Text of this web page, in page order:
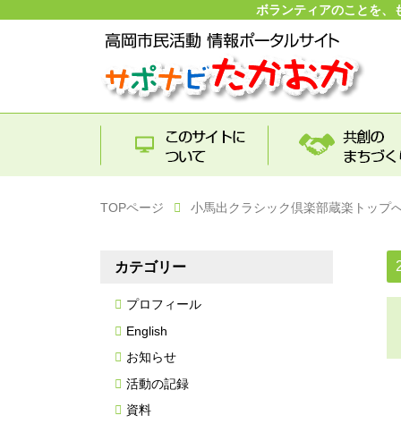
ボランティアのことを、
TOPページ 小馬出クラシック倶楽部蔵楽トップ
カテゴリー
プロフィール
English
お知らせ
活動の記録
資料